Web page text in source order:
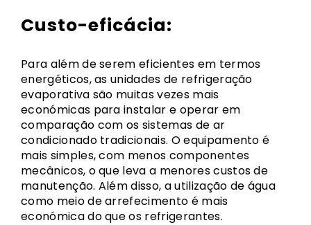
Custo-eficácia:
Para além de serem eficientes em termos
energéticos, as unidades de refrigeração
evaporativa são muitas vezes mais
económicas para instalar e operar em
comparação com os sistemas de ar
condicionado tradicionais. O equipamento é
mais simples, com menos componentes
mecânicos, o que leva a menores custos de
manutenção. Além disso, a utilização de água
como meio de arrefecimento é mais
económica do que os refrigerantes.